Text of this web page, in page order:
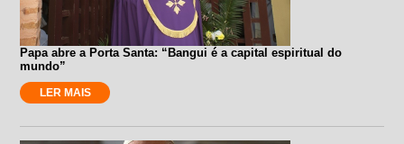
Papa abre a Porta Santa: “Bangui é a capital espiritual do
mundo”
LER MAIS